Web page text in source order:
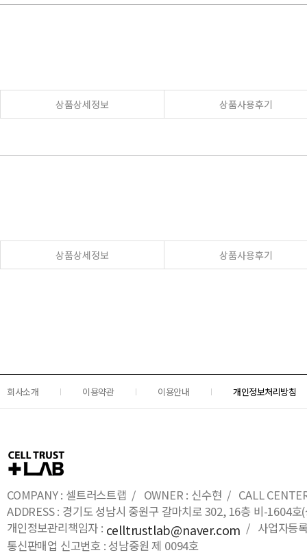
상품상세정보 상품사용후기
상품상세정보 상품사용후기
회사소개 이용약관 이용안내 개인정보처리방침
COMPANY : 셀트러스트랩 / OWNER : 신수현 / CALL
ADDRESS : 경기도 성남시 중원구 갈마치로 302, 16층 비-1604
개인정보관리책임자 : celltrustlab@naver.com / 사업자등
통신판매업 신고번호 : 성남중원 제 0094호